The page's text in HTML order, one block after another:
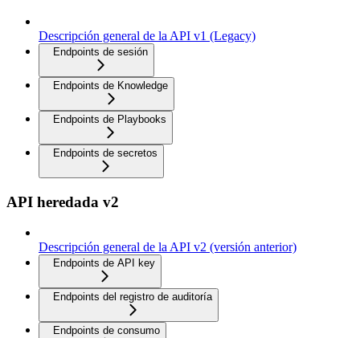
Descripción general de la API v1 (Legacy)
Endpoints de sesión
Endpoints de Knowledge
Endpoints de Playbooks
Endpoints de secretos
API heredada v2
Descripción general de la API v2 (versión anterior)
Endpoints de API key
Endpoints del registro de auditoría
Endpoints de consumo